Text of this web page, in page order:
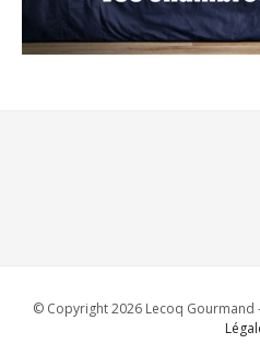
© Copyright 2026 Lecoq Gourmand